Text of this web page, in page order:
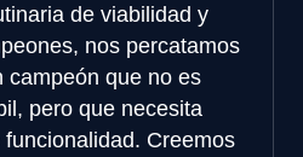
de viabilidad y
nos percatamos
campeón que no es
pero que necesita
Creemos